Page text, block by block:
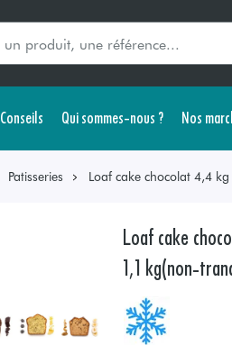
Conseils Qui sommes-nous ? Nos
Patisseries Loaf cake chocolat 4,4
Loaf cake
1,1 kg(non-